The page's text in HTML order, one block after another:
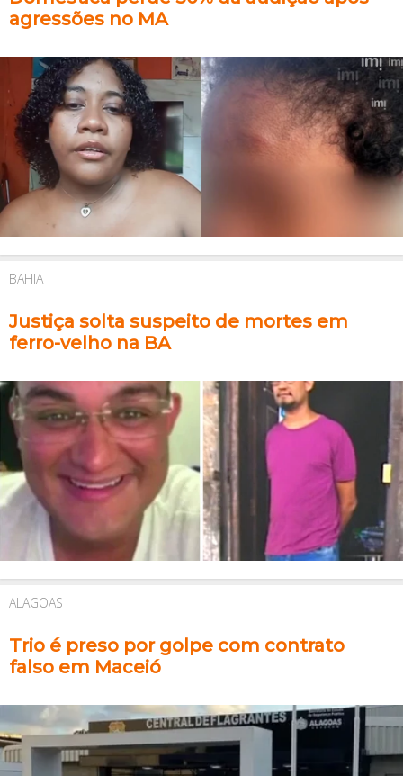
agressões no MA
BAHIA
Justiça solta suspeito de mortes em
ferro-velho na BA
ALAGOAS
Trio é preso por golpe com contrato
falso em Maceió